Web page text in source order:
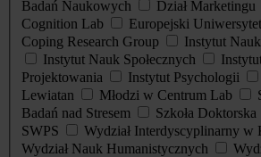
Badań Naukowych
Dział Marketingu
Cognition Lab
Europejski
Coping Research Group
Instytut
Instytut Nauk Społecznych
Projektowania
Instytut Psychologii
Lewiatan
Młodzi w Centrum Lab
Badań nad Stresem
Szkoła Doktorska
SWPS
Wydział Interdyscyplinarny w
Wydział Nauk Humanistycznych